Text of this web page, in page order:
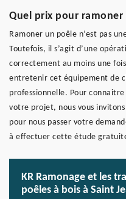
Quel prix pour ramoner
Ramoner un poêle n’est pas
Toutefois, il s’agit d’une
correctement au moins une
entretenir cet équipement de
professionnelle. Pour
votre projet, nous vous
pour nous passer votre
à effectuer cette étude
KR Ramonage et les
poêles à bois à Saint